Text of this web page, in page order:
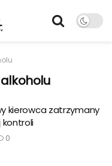
kierowca zatrzymany
0